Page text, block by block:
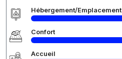
Hébergement/Emplacement
Confort
Accueil